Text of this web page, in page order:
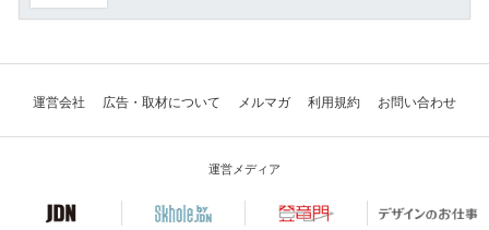
運営会社 広告・取材について メルマガ 利用規約 お問い合わせ
運営メディア